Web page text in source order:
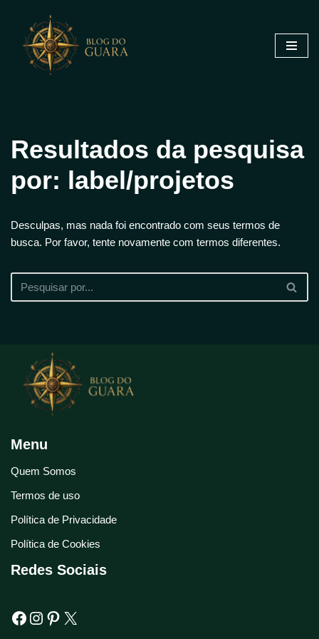
Pular
para
Resultados da pesquisa
por: label/projetos
Desculpas, mas nada foi encontrado com seus termos de
busca. Por favor, tente novamente com termos diferentes.
Menu
Quem Somos
Termos de uso
Política de Privacidade
Política de Cookies
Redes Sociais